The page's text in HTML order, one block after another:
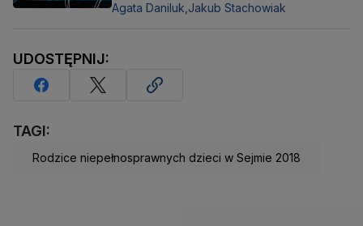
Agata Daniluk, Jakub Stachowiak
UDOSTĘPNIJ:
TAGI:
Rodzice niepełnosprawnych dzieci w Sejmie 2018